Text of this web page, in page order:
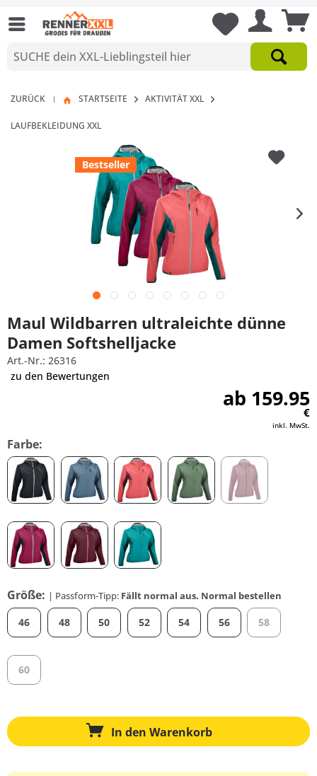
ZURÜCK | STARTSEITE AKTIVITÄT XXL
LAUFBEKLEIDUNG XXL
Bestseller
Maul Wildbarren ultraleichte dünne
Damen Softshelljacke
Art.-Nr.: 26316
zu den Bewertungen
ab 159.95
€
inkl. MwSt.
Farbe:
Größe: | Passform-Tipp: Fällt normal aus. Normal bestellen
46 48 50 52 54 56 58
60
In den Warenkorb